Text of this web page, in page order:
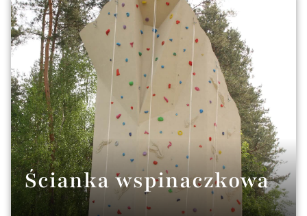
Ścianka wspinaczkowa